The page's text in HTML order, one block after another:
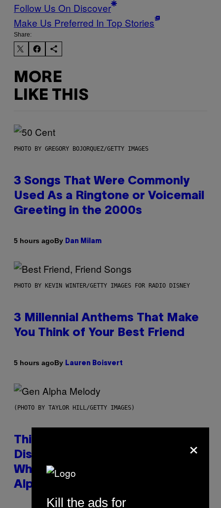
Follow Us On Discover
Make Us Preferred In Top Stories
Share:
MORE
LIKE THIS
PHOTO BY GREGORY BOJORQUEZ/GETTY IMAGES
3 Songs That Were Commonly
Used As a Ringtone or Voicemail
Greeting in the 2000s
5 hours agoBy Dan Milam
PHOTO BY KEVIN WINTER/GETTY IMAGES FOR RADIO DISNEY
3 Millennial Anthems That Make
You Think of Your Best Friend
5 hours agoBy Lauren Boisvert
(PHOTO BY TAYLOR HILL/GETTY IMAGES)
This Researcher Accidentally
Discovered the New ‘Millennial
Whoop’ of Pop Music: The Gen
Alpha Melody
×
Kill the ads for